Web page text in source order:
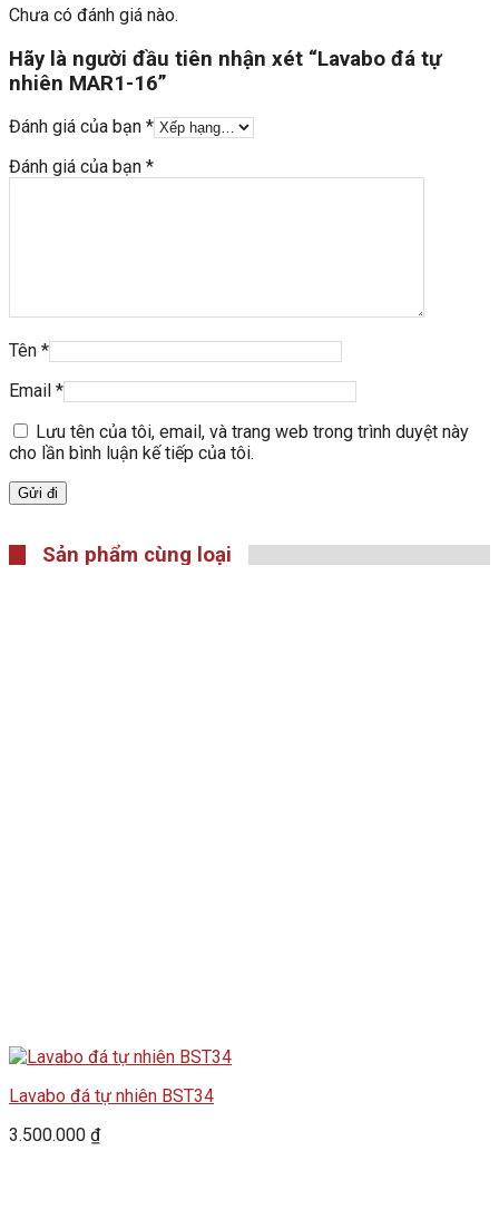
Chưa có đánh giá nào.
Hãy là người đầu tiên nhận xét “Lavabo đá tự
nhiên MAR1-16”
Đánh giá của bạn *
Đánh giá của bạn *
Tên *
Email *
Lưu tên của tôi, email, và trang web trong trình duyệt này
cho lần bình luận kế tiếp của tôi.
Sản phẩm cùng loại
Lavabo đá tự nhiên BST34
3.500.000 ₫